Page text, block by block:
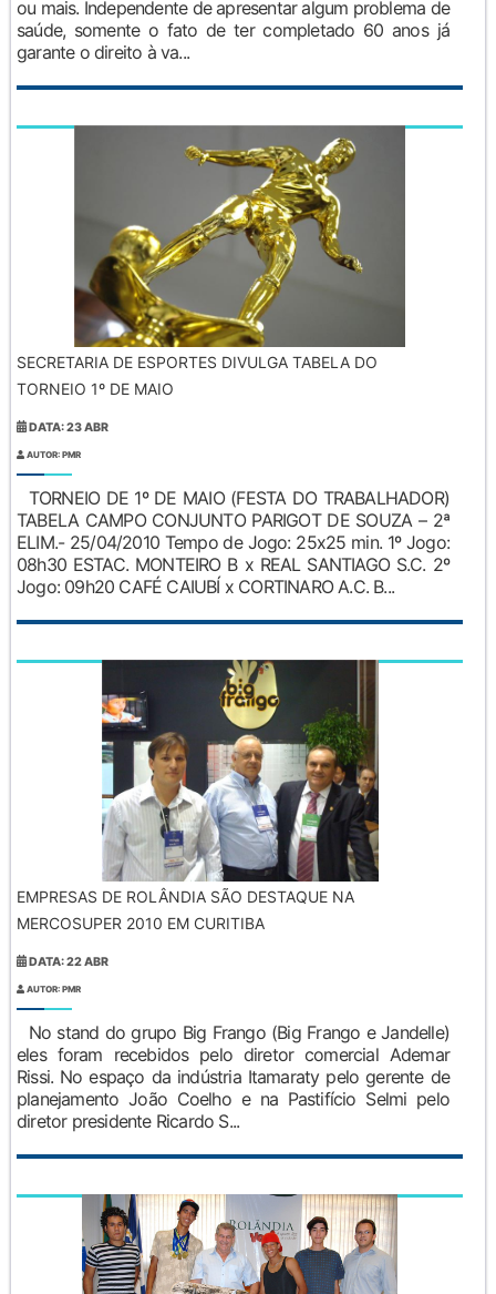
ou mais. Independente de apresentar algum problema de
saúde, somente o fato de ter completado 60 anos já
garante o direito à va...
SECRETARIA DE ESPORTES DIVULGA TABELA DO
TORNEIO 1º DE MAIO
DATA: 23 ABR
AUTOR: PMR
TORNEIO DE 1º DE MAIO (FESTA DO TRABALHADOR)
TABELA CAMPO CONJUNTO PARIGOT DE SOUZA – 2ª
ELIM.- 25/04/2010 Tempo de Jogo: 25x25 min. 1º Jogo:
08h30 ESTAC. MONTEIRO B x REAL SANTIAGO S.C. 2º
Jogo: 09h20 CAFÉ CAIUBÍ x CORTINARO A.C. B...
EMPRESAS DE ROLÂNDIA SÃO DESTAQUE NA
MERCOSUPER 2010 EM CURITIBA
DATA: 22 ABR
AUTOR: PMR
No stand do grupo Big Frango (Big Frango e Jandelle)
eles foram recebidos pelo diretor comercial Ademar
Rissi. No espaço da indústria Itamaraty pelo gerente de
planejamento João Coelho e na Pastifício Selmi pelo
diretor presidente Ricardo S...